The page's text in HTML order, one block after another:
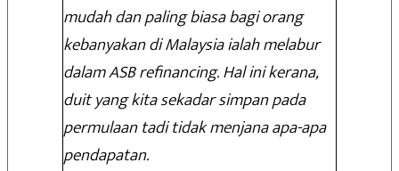
mudah dan paling biasa bagi orang
kebanyakan di Malaysia ialah melabur
dalam ASB refinancing. Hal ini kerana,
duit yang kita sekadar simpan pada
permulaan tadi tidak menjana apa-apa
pendapatan.